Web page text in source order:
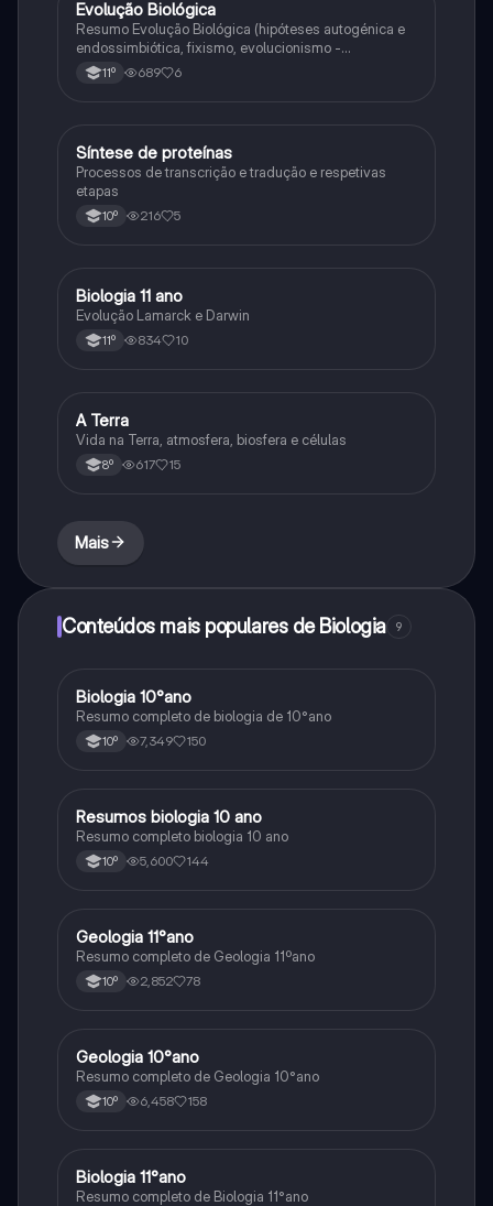
Biologia
Evolução Biológica
Resumo Evolução Biológica (hipóteses autogénica e
endossimbiótica, fixismo, evolucionismo -
argumentos, lamarckismo, darwinismo,
neodarwinismo)
11º 689 6
Biologia
Síntese de proteínas
Processos de transcrição e tradução e respetivas
etapas
10º 216 5
Biologia
Biologia 11 ano
Evolução Lamarck e Darwin
11º 834 10
Ciências Naturais
A Terra
Vida na Terra, atmosfera, biosfera e células
8º 617 15
Mais
Conteúdos mais populares de Biologia 9
Biologia
Biologia 10°ano
Resumo completo de biologia de 10°ano
10º 7,349 150
Biologia
Resumos biologia 10 ano
Resumo completo biologia 10 ano
10º 5,600 144
Biologia
Geologia 11°ano
Resumo completo de Geologia 11ºano
10º 2,852 78
Biologia
Geologia 10°ano
Resumo completo de Geologia 10°ano
10º 6,458 158
Biologia
Biologia 11°ano
Resumo completo de Biologia 11°ano